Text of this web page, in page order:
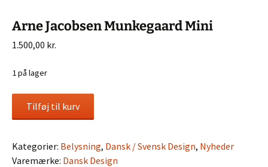
Arne Jacobsen Munkegaard Mini
1.500,00 kr.
1 på lager
Jacobsen
Mini
antal
Tilføj til kurv
Kategorier: Belysning, Dansk / Svensk Design, Nyheder
Varemærke: Dansk Design